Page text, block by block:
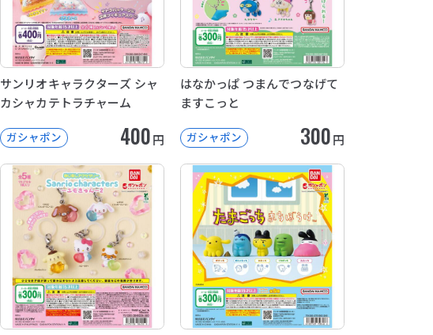
サンリオキャラクターズ シャ
カシャカテトラチャーム
ガシャポン 400円
はなかっぱ つまんでつなげて
ますこっと
ガシャポン 300円